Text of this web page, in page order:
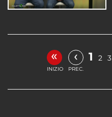
«
INIZIO
‹
PREC.
1 2 3